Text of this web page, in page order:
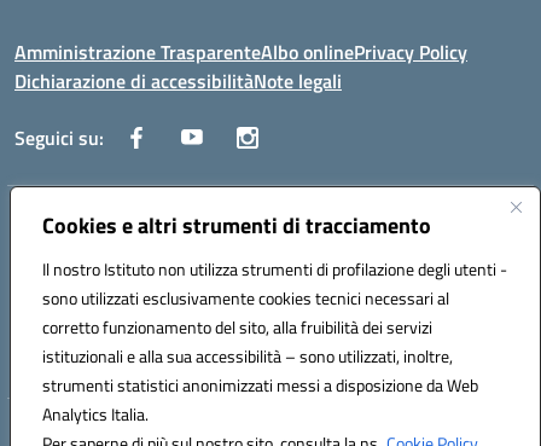
Cookies e altri strumenti di tracciamento
Il nostro Istituto non utilizza strumenti di profilazione degli utenti -
sono utilizzati esclusivamente cookies tecnici necessari al
corretto funzionamento del sito, alla fruibilità dei servizi
istituzionali e alla sua accessibilità – sono utilizzati, inoltre,
strumenti statistici anonimizzati messi a disposizione da Web
Analytics Italia.
Amministrazione TrasparenteAlbo onlinePrivacy Policy
Dichiarazione di accessibilitàNote legali
Seguici su:
Indirizzo:Corso Fornari, 1 - 70056 Molfetta
Posta elettronica certificata (PEC):BARH04000D@pec.istruzione.it
Codice fiscale: 93249230728
Codice meccanografico: BARH04000D
Hosting & Powered by 3D Solution S.r.l.